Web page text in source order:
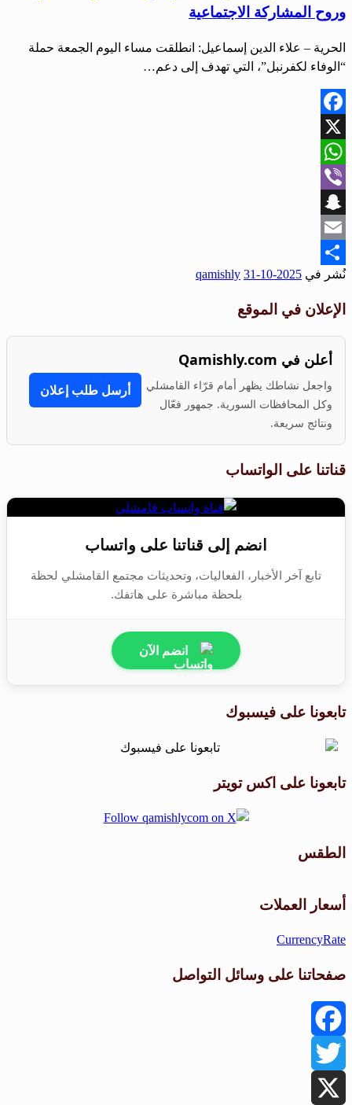
وروح المشاركة الاجتماعية
الحرية – علاء الدين إسماعيل: انطلقت مساء اليوم الجمعة حملة
“الوفاء لكفرنبل”، التي تهدف إلى دعم…
Facebook
X
WhatsApp
Viber
Snapchat
Email
Share
نُشر في 2025-10-31
qamishly
الإعلان في الموقع
أعلن في Qamishly.com
واجعل نشاطك يظهر أمام قرّاء القامشلي
وكل المحافظات السورية. جمهور فعّال
ونتائج سريعة.
أرسل طلب إعلان
قناتنا على الواتساب
انضم إلى قناتنا على واتساب
تابع آخر الأخبار، الفعاليات، وتحديثات مجتمع القامشلي لحظة
بلحظة مباشرة على هاتفك.
انضم الآن
تابعونا على فيسبوك
تابعونا على اكس تويتر
الطقس
أسعار العملات
CurrencyRate
صفحاتنا على وسائل التواصل
Facebook
Twitter